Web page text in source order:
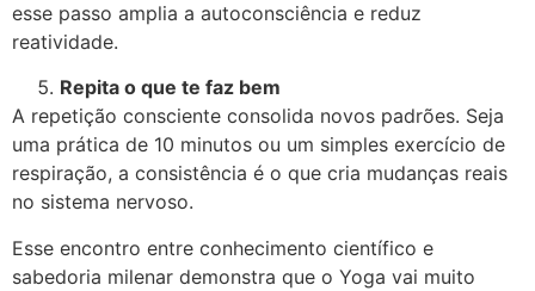
esse passo amplia a autoconsciência e reduz
reatividade.
Repita o que te faz bem
A repetição consciente consolida novos padrões. Seja
uma prática de 10 minutos ou um simples exercício de
respiração, a consistência é o que cria mudanças reais
no sistema nervoso.
Esse encontro entre conhecimento científico e
sabedoria milenar demonstra que o Yoga vai muito